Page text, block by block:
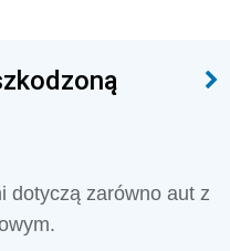
dotyczą zarówno aut z